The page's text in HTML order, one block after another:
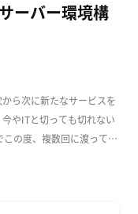
ーバー環境構
ら次に新たなサービスを
やITと切っても切れない
の度、複数回に渡って